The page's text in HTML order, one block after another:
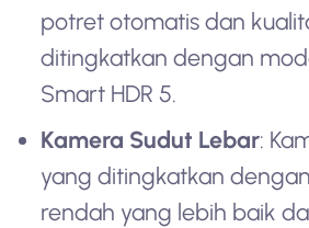
potret otomatis dan
ditingkatkan dengan
Smart HDR 5.
Kamera Sudut Lebar:
yang ditingkatkan
rendah yang lebih baik